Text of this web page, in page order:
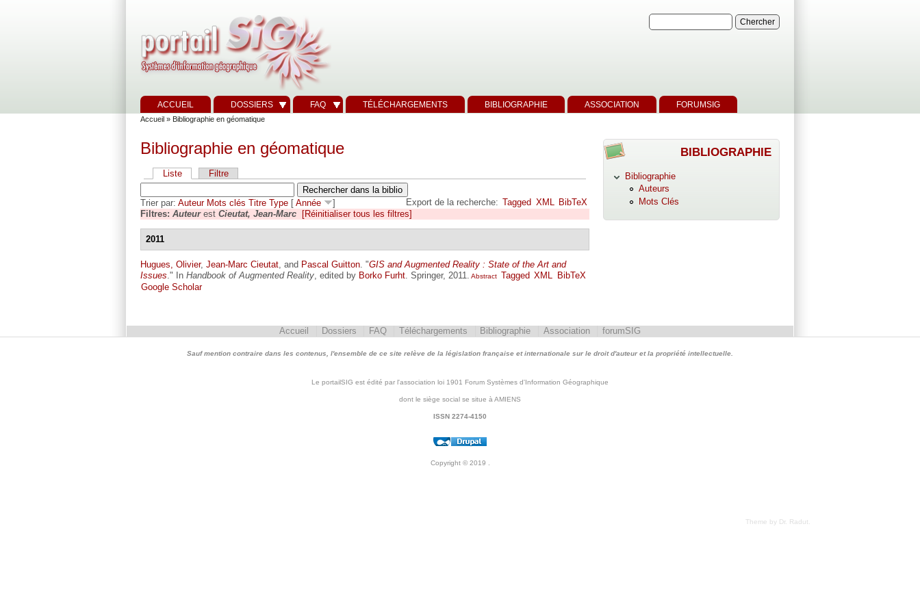
ACCUEIL DOSSIERS FAQ TÉLÉCHARGEMENTS BIBLIOGRAPHIE ASSOCIATION FORUMSIG
Accueil » Bibliographie en géomatique
Bibliographie en géomatique
Liste Filtre
Export de la recherche: Tagged XML BibTeX
Trier par: Auteur Mots clés Titre Type [ Année
]
Filtres: Auteurest Cieutat, Jean-Marc [Réinitialiser tous les filtres]
2011
Hugues, Olivier, Jean-Marc Cieutat , and Pascal Guitton "GIS and Augmented Reality : State of the Art and
Issues ." In Handbook of Augmented Reality , edited by Borko Furht . Springer, 2011. Abstract Tagged XML
BibTeX
Google Scholar
BIBLIOGRAPHIE
Bibliographie
Auteurs
Mots Clés
Accueil Dossiers FAQ Téléchargements Bibliographie Association forumSIG
Sauf mention contraire dans les contenus, l'ensemble de ce site relève de la législation française et internationale sur le droit d'auteur et la propriété intellectuelle.
Le portailSIG est édité par l'association loi 1901 Forum Systèmes d'Information Géographique
dont le siège social se situe à AMIENS
ISSN 2274-4150
Copyright © 2019
Theme by Dr. Radut